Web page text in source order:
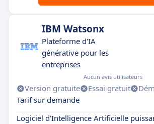
IBM Watsonx
Plateforme d'IA
générative pour les
entreprises
Aucun avis utilisateurs
Version gratuite Essai gratuit
Tarif sur demande
Logiciel d'Intelligence Artificielle